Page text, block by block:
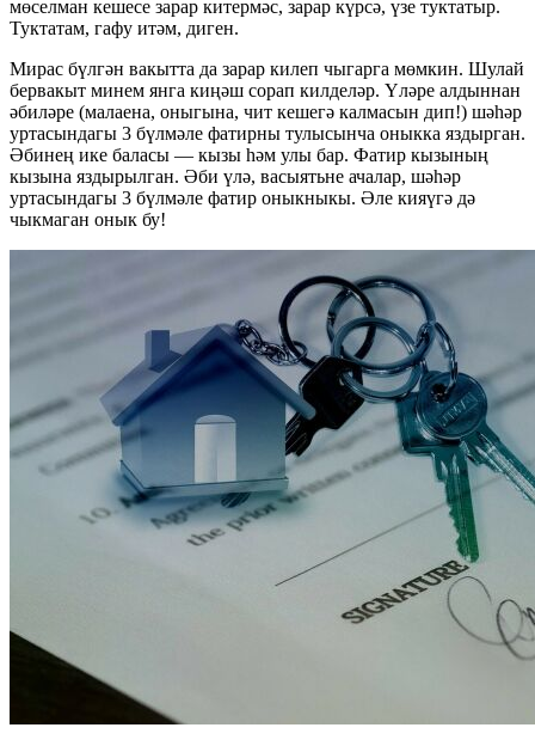
мөселман кешесе зарар китермәс, зарар күрсә, үзе туктатыр.
Туктатам, гафу итәм, диген.
Мирас бүлгән вакытта да зарар килеп чыгарга мөмкин. Шулай
бервакыт минем янга киңәш сорап килделәр. Үләре алдыннан
әбиләре (малаена, оныгына, чит кешегә калмасын дип!) шәһәр
уртасындагы 3 бүлмәле фатирны тулысынча оныкка яздырган.
Әбинең ике баласы — кызы һәм улы бар. Фатир кызының
кызына яздырылган. Әби үлә, васыятьне ачалар, шәһәр
уртасындагы 3 бүлмәле фатир оныкныкы. Әле кияүгә дә
чыкмаган онык бу!